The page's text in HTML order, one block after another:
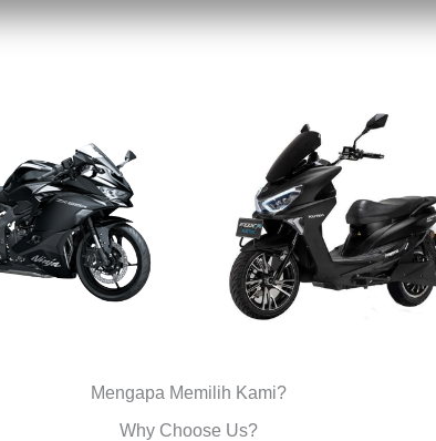
Mengapa Memilih Kami?
Why Choose Us?